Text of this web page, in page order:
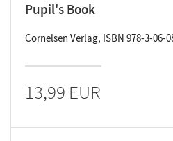
Pupil's Book
Cornelsen Verlag, ISBN 978-3-06-
13,99 EUR